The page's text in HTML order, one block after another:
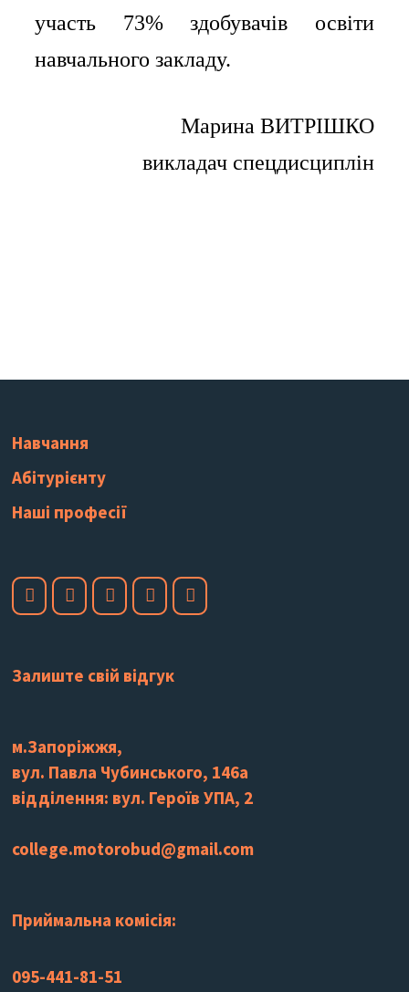
участь 73% здобувачів освіти
навчального закладу.
Марина ВИТРІШКО
викладач спецдисциплін
Навчання
Абітурієнту
Наші професії
Залиште свій відгук
м.Запоріжжя,
вул. Павла Чубинського, 146а
відділення: вул. Героїв УПА, 2
college.motorobud@gmail.com
Приймальна комісія:
095-441-81-51